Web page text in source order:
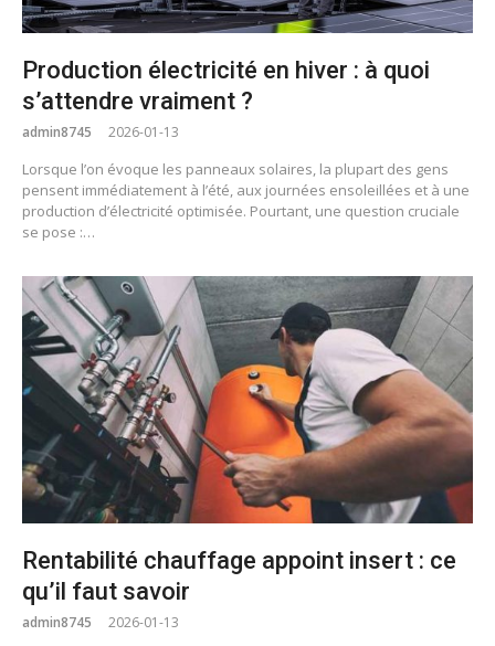
Production électricité en hiver : à quoi
s’attendre vraiment ?
admin8745 2026-01-13
Lorsque l’on évoque les panneaux solaires, la plupart des gens
pensent immédiatement à l’été, aux journées ensoleillées et à une
production d’électricité optimisée. Pourtant, une question cruciale
se pose :…
Rentabilité chauffage appoint insert : ce
qu’il faut savoir
admin8745 2026-01-13